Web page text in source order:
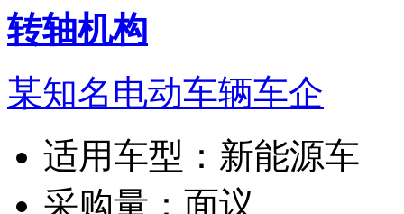
转轴机构
某知名电动车辆车企
适用车型： 新能源车
采购量： 面议